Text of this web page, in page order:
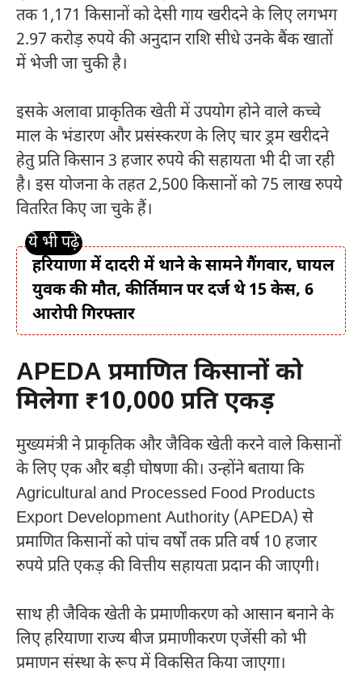
तक 1,171 किसानों को देसी गाय खरीदने के लिए लगभग
2.97 करोड़ रुपये की अनुदान राशि सीधे उनके बैंक खातों
में भेजी जा चुकी है।
इसके अलावा प्राकृतिक खेती में उपयोग होने वाले कच्चे
माल के भंडारण और प्रसंस्करण के लिए चार ड्रम खरीदने
हेतु प्रति किसान 3 हजार रुपये की सहायता भी दी जा रही
है। इस योजना के तहत 2,500 किसानों को 75 लाख रुपये
वितरित किए जा चुके हैं।
हरियाणा में दादरी में थाने के सामने गैंगवार, घायल
युवक की मौत, कीर्तिमान पर दर्ज थे 15 केस, 6
आरोपी गिरफ्तार
APEDA प्रमाणित किसानों को
मिलेगा ₹10,000 प्रति एकड़
मुख्यमंत्री ने प्राकृतिक और जैविक खेती करने वाले किसानों
के लिए एक और बड़ी घोषणा की। उन्होंने बताया कि
Agricultural and Processed Food Products
Export Development Authority (APEDA) से
प्रमाणित किसानों को पांच वर्षों तक प्रति वर्ष 10 हजार
रुपये प्रति एकड़ की वित्तीय सहायता प्रदान की जाएगी।
साथ ही जैविक खेती के प्रमाणीकरण को आसान बनाने के
लिए हरियाणा राज्य बीज प्रमाणीकरण एजेंसी को भी
प्रमाणन संस्था के रूप में विकसित किया जाएगा।